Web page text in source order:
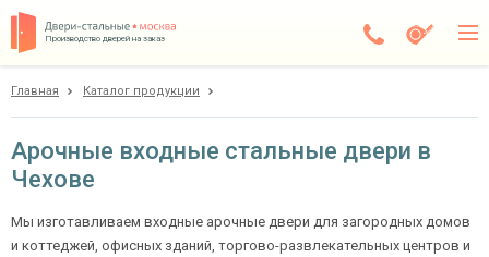
Производство дверей на заказ
Доставка
Установка
Главная Каталог продукции
Арочные входные стальные двери в
Чехове
Мы изготавливаем входные арочные двери для загородных домов
и коттеджей, офисных зданий, торгово-развлекательных центров и